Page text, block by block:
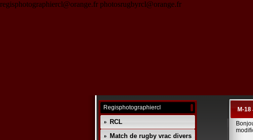
regisphotographiercl@orange.fr photosrugbyrcl@orange.fr
Regisphotographiercl
RCL
Match de rugby vrac divers
M-